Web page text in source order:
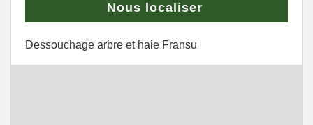
Nous localiser
Dessouchage arbre et haie Fransu